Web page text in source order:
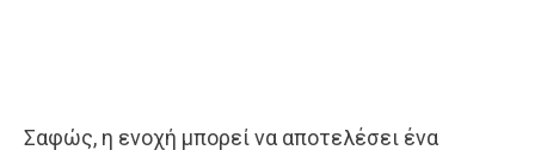
Σαφώς, η ενοχή μπορεί να αποτελέσει ένα